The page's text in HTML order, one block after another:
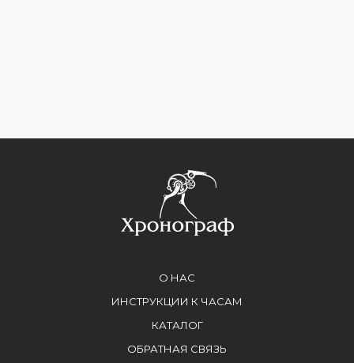
О НАС
ИНСТРУКЦИИ К ЧАСАМ
КАТАЛОГ
ОБРАТНАЯ СВЯЗЬ